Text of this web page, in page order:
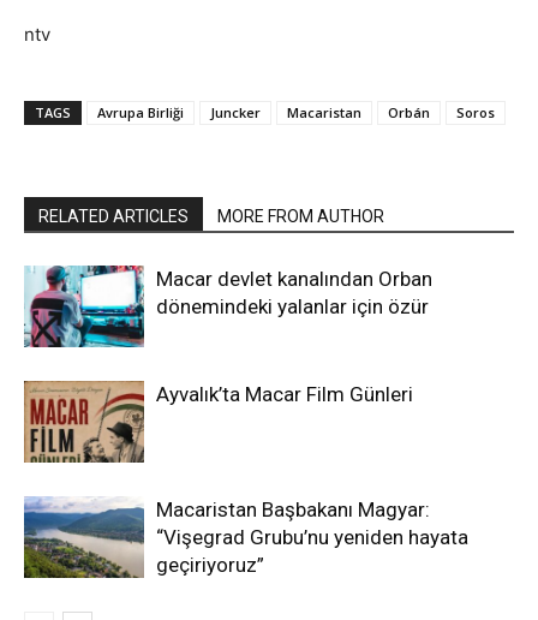
ntv
TAGS Avrupa Birliği Juncker Macaristan Orbán Soros
RELATED ARTICLES MORE FROM AUTHOR
Macar devlet kanalından Orban
dönemindeki yalanlar için özür
Ayvalık’ta Macar Film Günleri
Macaristan Başbakanı Magyar:
“Vişegrad Grubu’nu yeniden hayata
geçiriyoruz”